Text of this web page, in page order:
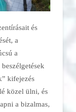
és
a
a
kifejezés
közel ülni, és
a bizalmas,